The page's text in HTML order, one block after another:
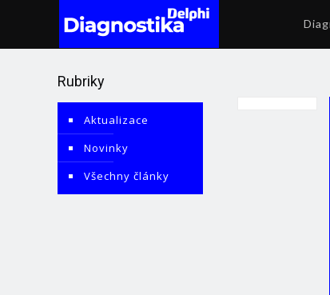
Rubriky
Aktualizace
Novinky
Všechny články